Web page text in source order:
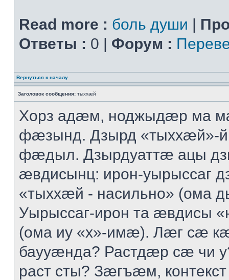
Read more : боль души |
Ответы : 0 | Форум :
Вернуться к началу
Заголовок сообщения: тыххӕй
Хорз адӕм, ноджыдӕр ма
фӕзынд. Дзырд «тыххӕй»-
фӕдыл. Дзырдуаттӕ ацы
ӕвдисынц: ирон-уырыссаг
«тыххӕй - насильно» (ома
Уырыссаг-ирон та ӕвдисы
(ома иу «х»-имӕ). Лӕг сӕ
баууӕнда? Растдӕр сӕ чи
раст сты? Зӕгъӕм,